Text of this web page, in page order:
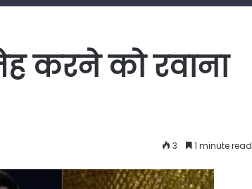
करने को रवाना
3 1 minute read